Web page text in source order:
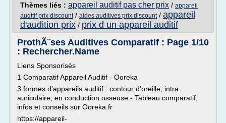
Thèmes liés : appareil auditif pas cher prix / appareil
auditif prix discount/ aides auditives prix discount/ appareil
d'audition prix / prix d un appareil auditif
ProthÃ¨ses Auditives Comparatif : Page 1/10
: Rechercher.Name
Liens Sponsorisés
1 Comparatif Appareil Auditif - Ooreka
3 formes d'appareils auditif : contour d'oreille, intra
auriculaire, en conduction osseuse - Tableau comparatif,
infos et conseils sur Ooreka.fr
https://appareil-